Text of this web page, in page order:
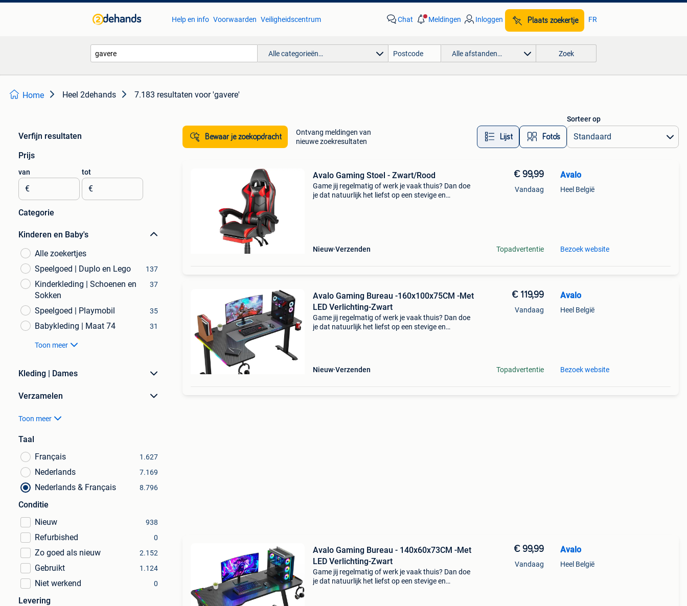
Help en info Voorwaarden Veiligheidscentrum Chat Meldingen Inloggen Plaats zoekertje FR
Alle categorieën… Alle afstanden… Zoek
Home Heel 2dehands 7.183 resultaten voor 'gavere'
Verfijn resultaten
Prijs
van
€
tot
€
Categorie
Kinderen en Baby's
Alle zoekertjes
Speelgoed | Duplo en Lego
137
Kinderkleding | Schoenen en
Sokken
37
Speelgoed | Playmobil 35
Babykleding | Maat 74 31
Toon meer
Kleding | Dames
Verzamelen
Toon meer
Taal
Français
1.627
Nederlands 7.169
Nederlands & Français 8.796
Conditie
Nieuw
938
Refurbished 0
Zo goed als nieuw 2.152
Gebruikt 1.124
Niet werkend 0
Levering
Bewaar je zoekopdracht
Ontvang meldingen van
nieuwe zoekresultaten
Lijst Foto’s
Sorteer op
Avalo Gaming Stoel - Zwart/Rood
Game jij regelmatig of werk je vaak thuis? Dan doe
je dat natuurlijk het liefst op een stevige en
Nieuw Verzenden
€ 99,99
Vandaag
Topadvertentie
Avalo
Heel België
Bezoek website
Avalo Gaming Bureau -160x100x75CM -Met
LED Verlichting-Zwart
Game jij regelmatig of werk je vaak thuis? Dan doe
je dat natuurlijk het liefst op een stevige en
Nieuw Verzenden
€ 119,99
Vandaag
Topadvertentie
Avalo
Heel België
Bezoek website
Avalo Gaming Bureau - 140x60x73CM -Met
LED Verlichting-Zwart
Game jij regelmatig of werk je vaak thuis? Dan doe
je dat natuurlijk het liefst op een stevige en
€ 99,99
Vandaag
Avalo
Heel België